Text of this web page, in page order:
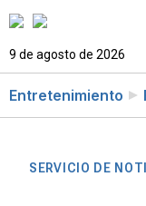
9 de agosto de 2026
Entretenimiento
SERVICIO DE